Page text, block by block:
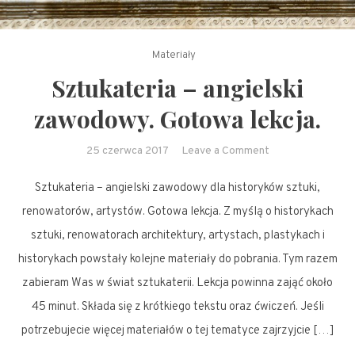
Materiały
Sztukateria – angielski
zawodowy. Gotowa lekcja.
25 czerwca 2017 Leave a Commenton
–
angielski
zawodowy.
lekcja.
Sztukateria – angielski zawodowy dla historyków sztuki,
renowatorów, artystów. Gotowa lekcja. Z myślą o historykach
sztuki, renowatorach architektury, artystach, plastykach i
historykach powstały kolejne materiały do pobrania. Tym razem
zabieram Was w świat sztukaterii. Lekcja powinna zająć około
45 minut. Składa się z krótkiego tekstu oraz ćwiczeń. Jeśli
potrzebujecie więcej materiałów o tej tematyce zajrzyjcie […]